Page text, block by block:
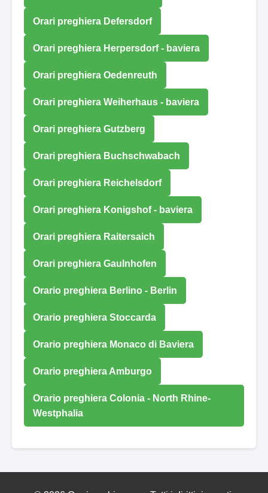
Orari preghiera Defersdorf
Orari preghiera Herpersdorf - baviera
Orari preghiera Oedenreuth
Orari preghiera Weiherhaus - baviera
Orari preghiera Gutzberg
Orari preghiera Buchschwabach
Orari preghiera Reichelsdorf
Orari preghiera Konigshof - baviera
Orari preghiera Raitersaich
Orari preghiera Gaulnhofen
Orario preghiera Berlino - Berlin
Orario preghiera Stoccarda
Orario preghiera Monaco di Baviera
Orario preghiera Amburgo
Orario preghiera Colonia - North Rhine-
Westphalia